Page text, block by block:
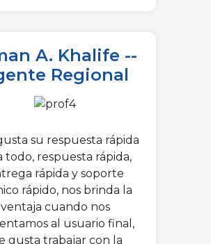
A. Khalife --
Regional
su respuesta rápida
todo, respuesta rápida,
rápida y soporte
rápido, nos brinda la
ventaja cuando nos
al usuario final,
gusta trabajar con la